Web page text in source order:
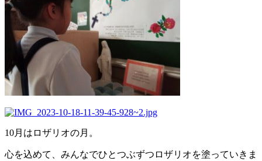
10月はロザリオの月。
心を込めて、みんなでひとつぶずつロザリオを塗っていきま